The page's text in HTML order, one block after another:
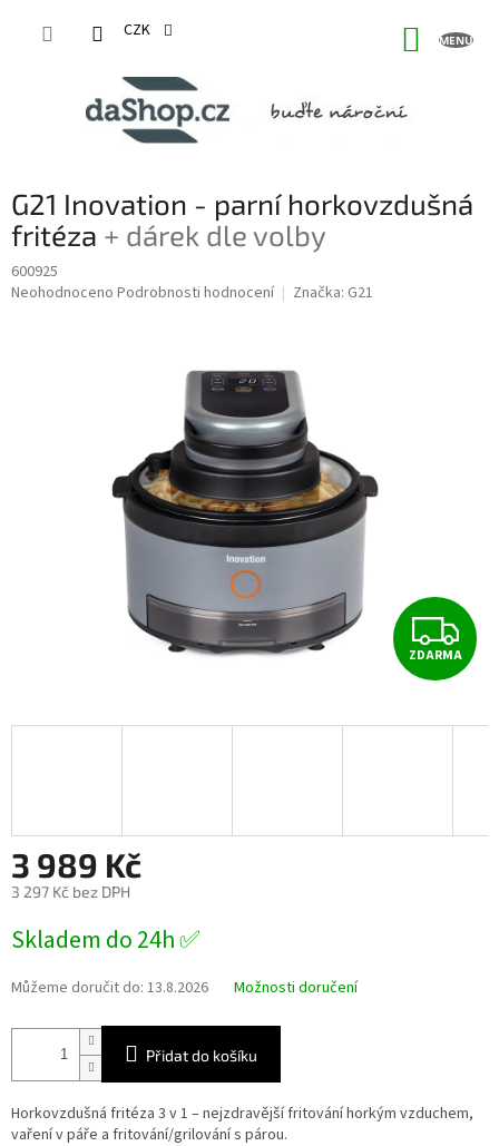
CZK
G21 Inovation - parní horkovzdušná
fritéza + dárek dle volby
600925
Průměrné
Neohodnoceno Podrobnosti hodnocení Značka: G21
Z
D
A
ZDARMA
3 989 Kč
3 297 Kč bez DPH
cena:
Skladem do 24h ✅
Můžeme doručit do: 13.8.2026 Možnosti doručení
Přidat do košíku
Horkovzdušná fritéza 3 v 1 – nejzdravější fritování horkým vzduchem,
vaření v páře a fritování/grilování s párou.